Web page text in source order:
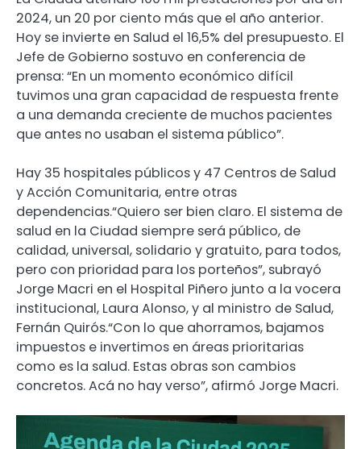
2024, un 20 por ciento más que el año anterior.
Hoy se invierte en Salud el 16,5% del presupuesto. El
Jefe de Gobierno sostuvo en conferencia de
prensa: “En un momento económico difícil
tuvimos una gran capacidad de respuesta frente
a una demanda creciente de muchos pacientes
que antes no usaban el sistema público”.
Hay 35 hospitales públicos y 47 Centros de Salud
y Acción Comunitaria, entre otras
dependencias.“Quiero ser bien claro. El sistema de
salud en la Ciudad siempre será público, de
calidad, universal, solidario y gratuito, para todos,
pero con prioridad para los porteños”, subrayó
Jorge Macri en el Hospital Piñero junto a la vocera
institucional, Laura Alonso, y al ministro de Salud,
Fernán Quirós.“Con lo que ahorramos, bajamos
impuestos e invertimos en áreas prioritarias
como es la salud. Estas obras son cambios
concretos. Acá no hay verso”, afirmó Jorge Macri.